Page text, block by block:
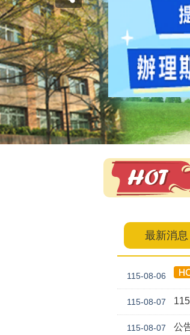
最新消息
115-08-06
115-08-07
115-08-07 公告本